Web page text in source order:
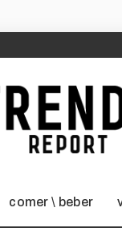
comer \ beber